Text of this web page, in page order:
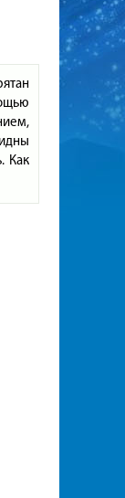
Как